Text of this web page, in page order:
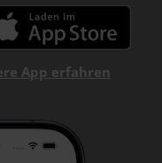
App erfahren